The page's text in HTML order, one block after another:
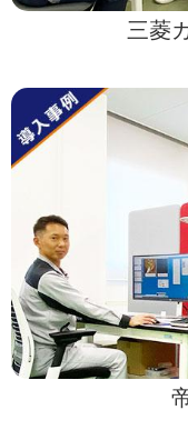
三菱